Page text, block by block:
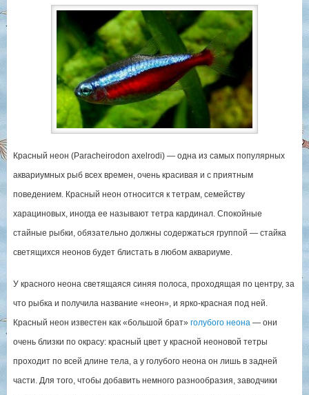
Красный неон (Paracheirodon axelrodi) — одна из самых популярных
аквариумных рыб всех времен, очень красивая и с приятным
поведением. Красный неон относится к тетрам, семейству
харациновых, иногда ее называют тетра кардинал. Спокойные
стайные рыбки, обязательно должны содержаться группой — стайка
светящихся неонов будет блистать в любом аквариуме.
У красного неона светящаяся синяя полоса, проходящая по центру, за
что рыбка и получила название «неон», и ярко-красная под ней.
Красный неон известен как «большой брат» голубого неона— они
очень близки по окрасу: красный цвет у красной неоновой тетры
проходит по всей длине тела, а у голубого неона он лишь в задней
части. Для того, чтобы добавить немного разнообразия, заводчики